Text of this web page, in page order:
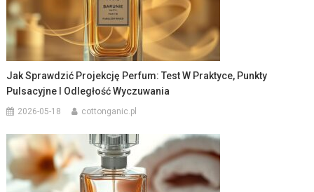
Jak Sprawdzić Projekcję Perfum: Test W Praktyce, Punkty
Pulsacyjne I Odległość Wyczuwania
2026-05-18 cottonganic.pl